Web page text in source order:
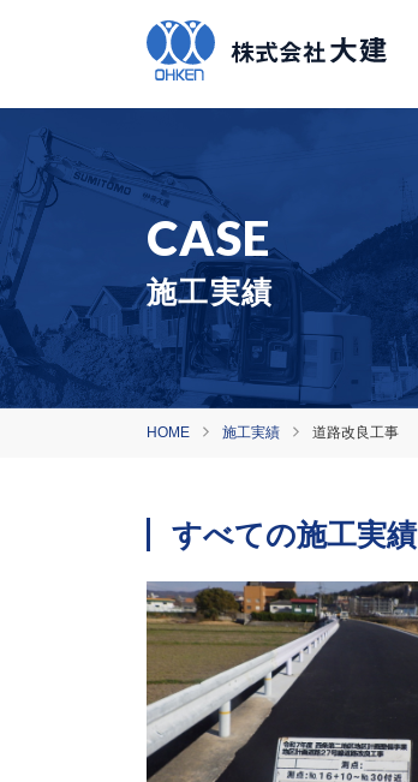
施工実績
HOME 施工実績 道路改良工事
すべての施工実績